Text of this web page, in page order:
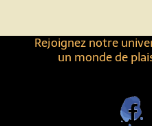
Rejoignez notre
un monde de